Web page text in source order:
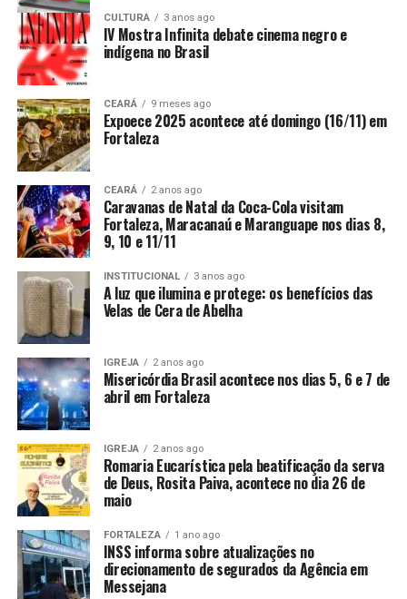
CULTURA 3 anos ago
IV Mostra Infinita debate cinema negro e
indígena no Brasil
CEARÁ 9 meses ago
Expoece 2025 acontece até domingo (16/11) em
Fortaleza
CEARÁ 2 anos ago
Caravanas de Natal da Coca-Cola visitam
Fortaleza, Maracanaú e Maranguape nos dias 8,
9, 10 e 11/11
INSTITUCIONAL 3 anos ago
A luz que ilumina e protege: os benefícios das
Velas de Cera de Abelha
IGREJA 2 anos ago
Misericórdia Brasil acontece nos dias 5, 6 e 7 de
abril em Fortaleza
IGREJA 2 anos ago
Romaria Eucarística pela beatificação da serva
de Deus, Rosita Paiva, acontece no dia 26 de
maio
FORTALEZA 1 ano ago
INSS informa sobre atualizações no
direcionamento de segurados da Agência em
Messejana